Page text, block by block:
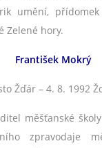
umění, přídomek
Zelené hory.
František Mokrý
Žďár – 4. 8. 1992
měšťanské
zpravodaje